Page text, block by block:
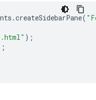
.createSidebarPane(
);